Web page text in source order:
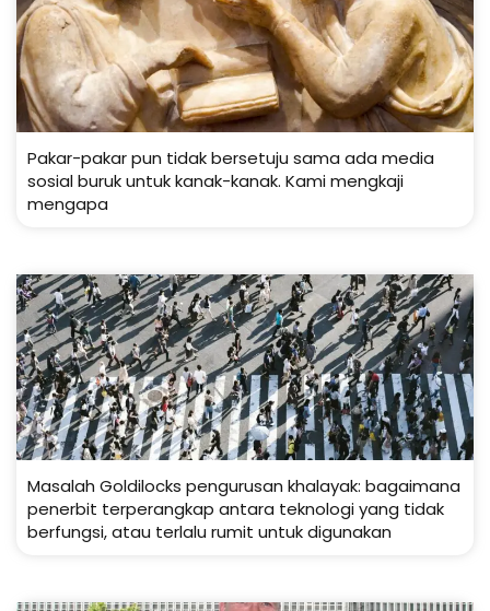
Pakar-pakar pun tidak bersetuju sama ada media
sosial buruk untuk kanak-kanak. Kami mengkaji
mengapa
Masalah Goldilocks pengurusan khalayak: bagaimana
penerbit terperangkap antara teknologi yang tidak
berfungsi, atau terlalu rumit untuk digunakan